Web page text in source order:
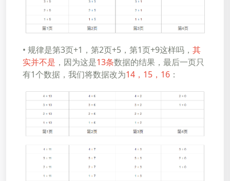
• 规律是第3页+1，第2页+5，第1页+9这样吗， 其
实并不是 ，因为这是13条数据的结果，最后一页只
有1个数据，我们将数据改为14，15，16 ：